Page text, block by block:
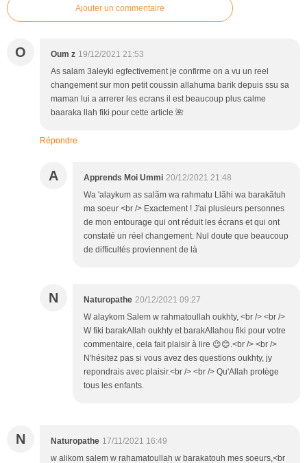
Ajouter un commentaire
O Oum z 19/12/2021 21:53
As salam 3aleyki egfectivement je confirme on a vu un reel
changement sur mon petit coussin allahuma barik depuis ssu sa
maman lui a arrerer les ecrans il est beaucoup plus calme
baaraka llah fiki pour cette article 🌺
Répondre
A Apprends Moi Ummi 20/12/2021 21:48
Wa 'alaykum as salãm wa rahmatu Llãhi wa barakãtuh
ma soeur <br /> Exactement ! J'ai plusieurs personnes
de mon entourage qui ont réduit les écrans et qui ont
constaté un réel changement. Nul doute que beaucoup
de difficultés proviennent de là
N Naturopathe 20/12/2021 09:27
W alaykom Salem w rahmatoullah oukhty, <br /> <br />
W fiki barakAllah oukhty et barakAllahou fiki pour votre
commentaire, cela fait plaisir à lire 😉😊.<br /> <br />
N'hésitez pas si vous avez des questions oukhty, jy
repondrais avec plaisir.<br /> <br /> Qu'Allah protège
tous les enfants.
N Naturopathe 17/11/2021 16:49
w alikom salem w rahamatoullah w barakatouh mes soeurs,<br